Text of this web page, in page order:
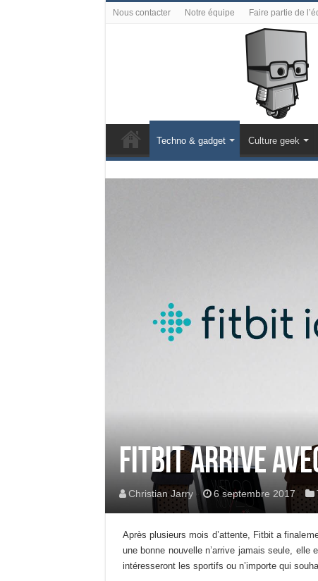
Nous contacter Notre équipe Faire partie de
Techno & gadget Culture geek
Fitbit arrive
Christian Jarry 6 septembre 2017
Après plusieurs mois d’attente, Fitbit a
une bonne nouvelle n’arrive jamais seule,
intéresseront les sportifs ou n’importe qui